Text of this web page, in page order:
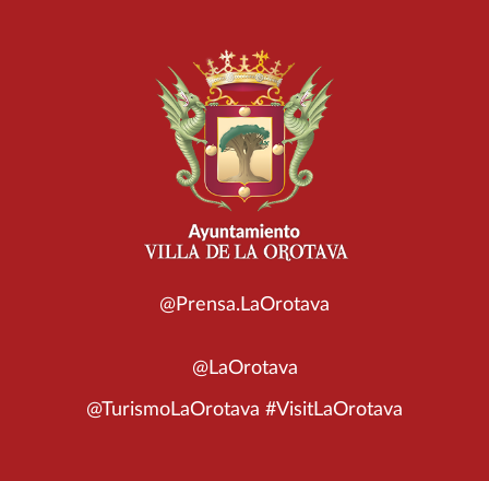
@Prensa.LaOrotava
@LaOrotava
@TurismoLaOrotava #VisitLaOrotava